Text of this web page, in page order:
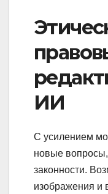
ИИ
С усилением
новые
законности.
изображения и